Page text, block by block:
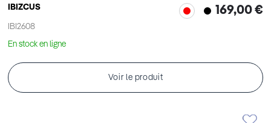
IBIZCUS
IBI2608
169,00 €
En stock en ligne
Voir le produit